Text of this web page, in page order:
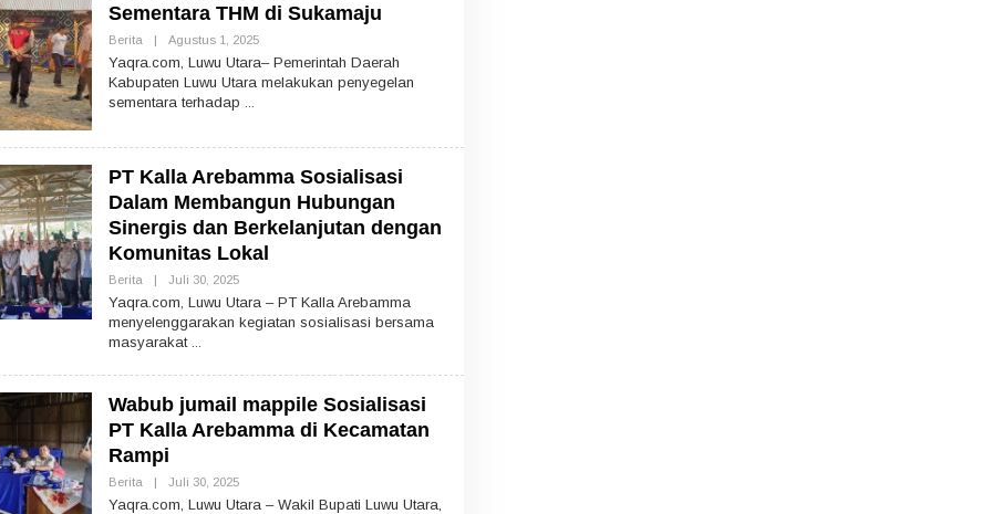
Sementara THM di Sukamaju
Berita | Agustus 1, 2025O
E
H
Yaqra.com, Luwu Utara– Pemerintah Daerah
Kabupaten Luwu Utara melakukan penyegelan
sementara terhadap
PT Kalla Arebamma Sosialisasi
Dalam Membangun Hubungan
Sinergis dan Berkelanjutan dengan
Komunitas Lokal
Berita | Juli 30, 2025O
E
H
Yaqra.com, Luwu Utara – PT Kalla Arebamma
menyelenggarakan kegiatan sosialisasi bersama
masyarakat
Wabub jumail mappile Sosialisasi
PT Kalla Arebamma di Kecamatan
Rampi
Berita | Juli 30, 2025O
Yaqra.com, Luwu Utara – Wakil Bupati Luwu Utara,